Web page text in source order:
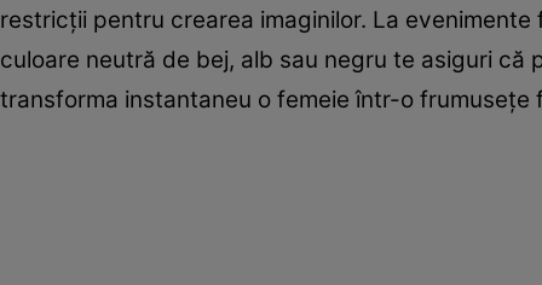
restricții pentru crearea imaginilor. La
culoare neutră de bej, alb sau negru te asiguri
transforma instantaneu o femeie într-o frumusețe